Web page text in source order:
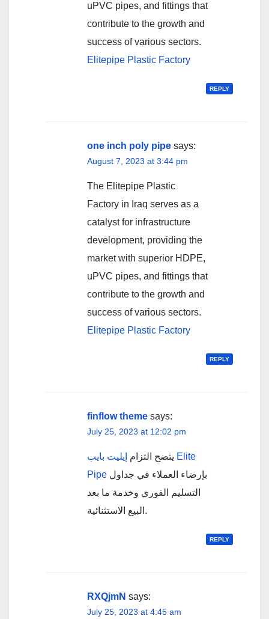
uPVC pipes, and fittings that
contribute to the growth and
success of various sectors.
Elitepipe Plastic Factory
REPLY
one inch poly pipe says:
August 7, 2023 at 3:44 pm
The Elitepipe Plastic
Factory in Iraq serves as a
catalyst for infrastructure
development, providing the
market with superior HDPE,
uPVC pipes, and fittings that
contribute to the growth and
success of various sectors.
Elitepipe Plastic Factory
REPLY
finflow theme says:
July 25, 2023 at 12:02 pm
يتضح التزام إيليت بايب Elite
Pipe
التسليم الفوري وخدمة ما بعد
البيع الاستثنائية.
REPLY
RXQjmN says:
July 25, 2023 at 4:45 am